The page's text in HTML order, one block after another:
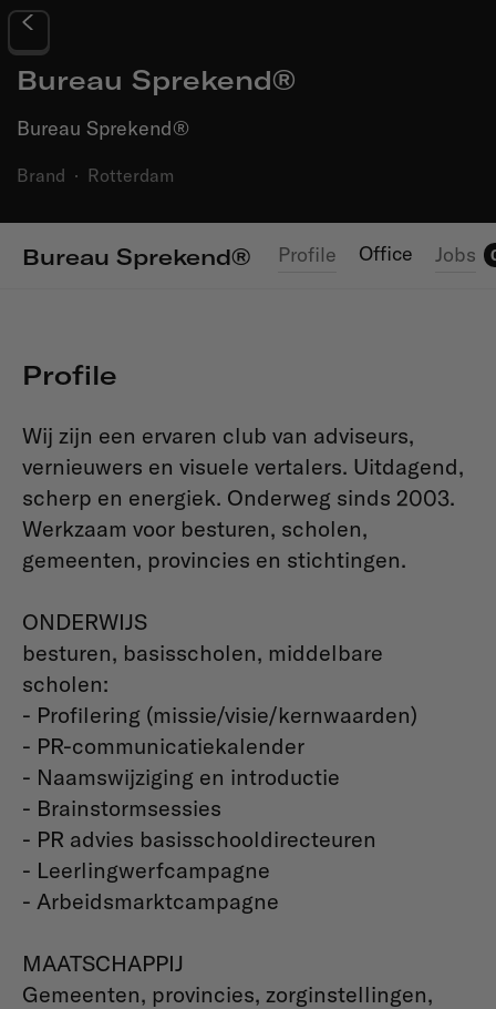
Bureau Sprekend®
Bureau Sprekend®
Brand · Rotterdam
Bureau Sprekend® Profile Office Jobs
Profile
Wij zijn een ervaren club van adviseurs,
vernieuwers en visuele vertalers. Uitdagend,
scherp en energiek. Onderweg sinds 2003.
Werkzaam voor besturen, scholen,
gemeenten, provincies en stichtingen.
ONDERWIJS
besturen, basisscholen, middelbare
scholen:
- Profilering (missie/visie/kernwaarden)
- PR-communicatiekalender
- Naamswijziging en introductie
- Brainstormsessies
- PR advies basisschooldirecteuren
- Leerlingwerfcampagne
- Arbeidsmarktcampagne
MAATSCHAPPIJ
Gemeenten, provincies, zorginstellingen,